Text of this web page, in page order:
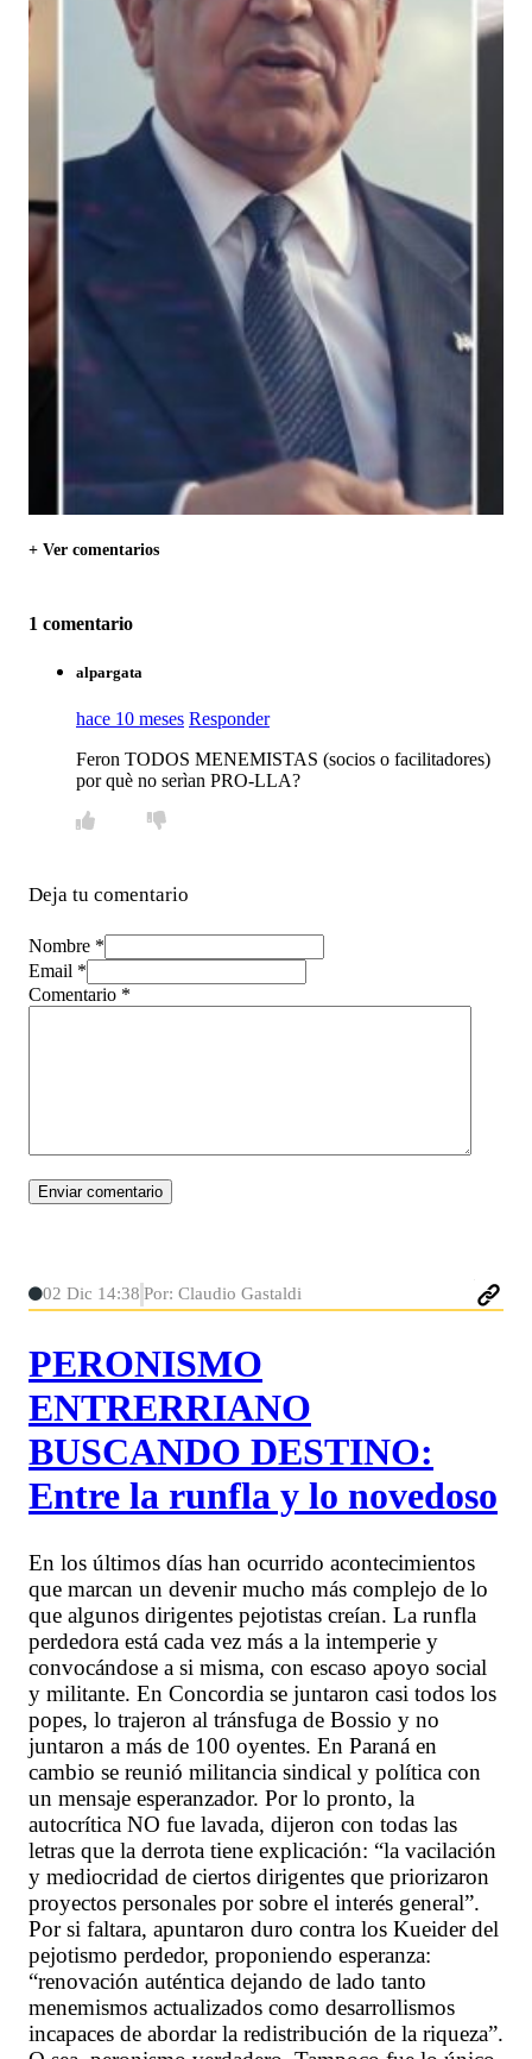
+ Ver comentarios
1 comentario
alpargata
hace 10 meses Responder
Feron TODOS MENEMISTAS (socios o facilitadores)
por què no serìan PRO-LLA?
Deja tu comentario
Nombre *
Email *
Comentario *
02 Dic 14:38 Por: Claudio Gastaldi
PERONISMO
ENTRERRIANO
BUSCANDO DESTINO:
Entre la runfla y lo novedoso
En los últimos días han ocurrido acontecimientos
que marcan un devenir mucho más complejo de lo
que algunos dirigentes pejotistas creían. La runfla
perdedora está cada vez más a la intemperie y
convocándose a si misma, con escaso apoyo social
y militante. En Concordia se juntaron casi todos los
popes, lo trajeron al tránsfuga de Bossio y no
juntaron a más de 100 oyentes. En Paraná en
cambio se reunió militancia sindical y política con
un mensaje esperanzador. Por lo pronto, la
autocrítica NO fue lavada, dijeron con todas las
letras que la derrota tiene explicación: “la vacilación
y mediocridad de ciertos dirigentes que priorizaron
proyectos personales por sobre el interés general”.
Por si faltara, apuntaron duro contra los Kueider del
pejotismo perdedor, proponiendo esperanza:
“renovación auténtica dejando de lado tanto
menemismos actualizados como desarrollismos
incapaces de abordar la redistribución de la riqueza”.